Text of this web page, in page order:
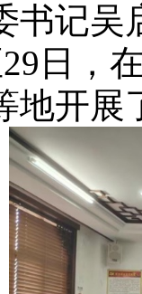
书记
日，
地开展